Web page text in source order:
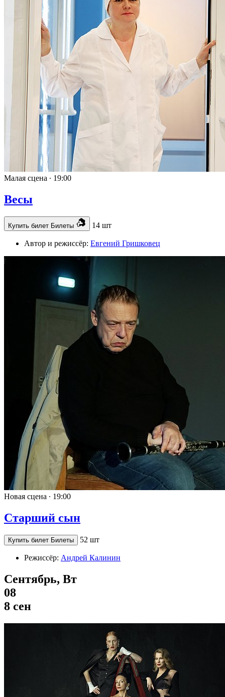
Малая сцена ∙ 19:00
Весы
Купить билет Билеты 14 шт
Автор и режиссёр: Евгений Гришковец
Новая сцена ∙ 19:00
Старший сын
Купить билет Билеты 52 шт
Режиссёр: Андрей Калинин
Сентябрь, Вт
08
8 сен